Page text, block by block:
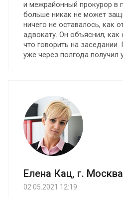
и межрайонный прокурор в
больше никак не может
ничего не оставалось, как
адвокату. Он объяснил, как
что говорить на
уже через полгода получил
Елена Кац, г. Москва
02.05.2021 12:19